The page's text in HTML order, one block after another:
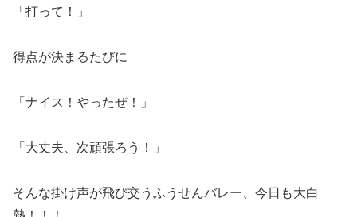
「打って！」
得点が決まるたびに
「ナイス！やったぜ！」
「大丈夫、次頑張ろう！」
そんな掛け声が飛び交うふうせんバレー、今日も大白